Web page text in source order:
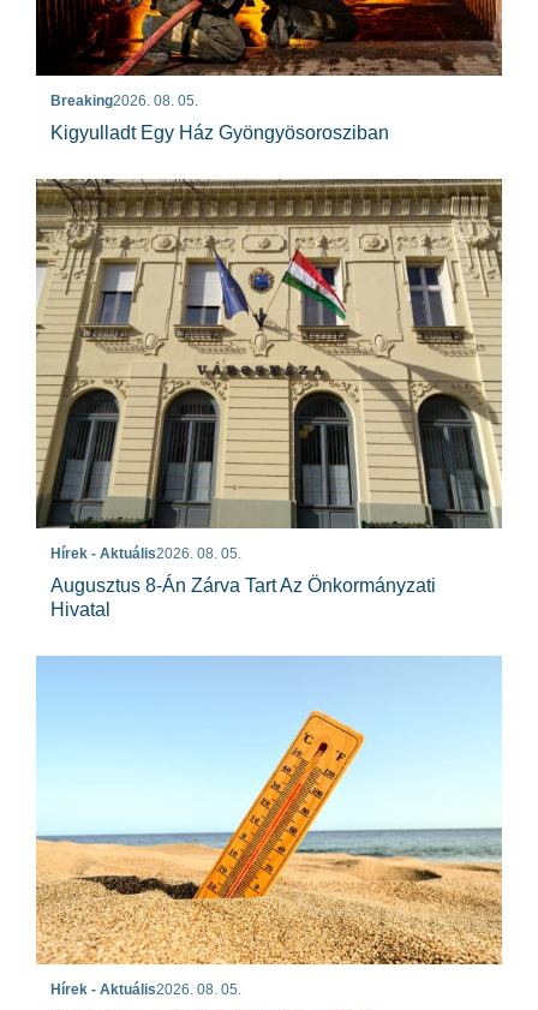
Breaking2026. 08. 05.
Kigyulladt Egy Ház Gyöngyösorosziban
Hírek - Aktuális2026. 08. 05.
Augusztus 8-Án Zárva Tart Az Önkormányzati
Hivatal
Hírek - Aktuális2026. 08. 05.